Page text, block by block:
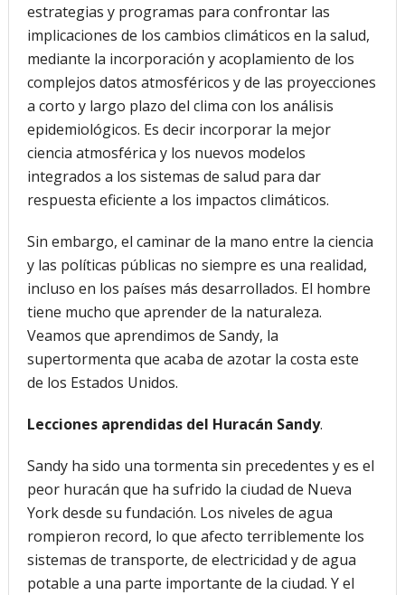
estrategias y programas para confrontar las
implicaciones de los cambios climáticos en la salud,
mediante la incorporación y acoplamiento de los
complejos datos atmosféricos y de las proyecciones
a corto y largo plazo del clima con los análisis
epidemiológicos. Es decir incorporar la mejor
ciencia atmosférica y los nuevos modelos
integrados a los sistemas de salud para dar
respuesta eficiente a los impactos climáticos.
Sin embargo, el caminar de la mano entre la ciencia
y las políticas públicas no siempre es una realidad,
incluso en los países más desarrollados. El hombre
tiene mucho que aprender de la naturaleza.
Veamos que aprendimos de Sandy, la
supertormenta que acaba de azotar la costa este
de los Estados Unidos.
Lecciones aprendidas del Huracán Sandy.
Sandy ha sido una tormenta sin precedentes y es el
peor huracán que ha sufrido la ciudad de Nueva
York desde su fundación. Los niveles de agua
rompieron record, lo que afecto terriblemente los
sistemas de transporte, de electricidad y de agua
potable a una parte importante de la ciudad. Y el